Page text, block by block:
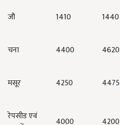
जौ 1410 1440
चना 4400 4620
मसूर 4250 4475
रेपसीड एवं
4000 4200